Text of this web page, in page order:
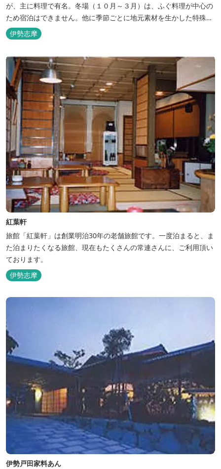
が、主に料理で有名。冬場（１０月～３月）は、ふぐ料理が中心の
ため宿泊はできません。他に季節ごとに地元素材を生かした特殊料
理もお楽しみ頂けます。
伊勢志摩
紅葉軒
旅館「紅葉軒」は創業明治30年の老舗旅館です。一度泊まると、ま
た泊まりたくなる旅館、現在もたくさんの常連さんに、ご利用頂い
ております。
伊勢志摩
伊勢戸田家料あん